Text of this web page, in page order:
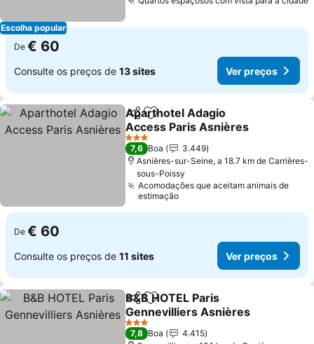
Escolha popular
De € 60
Consulte os preços de 13 sites Ver preços
PartilharAdicionar aos favoritos
Aparthotel Adagio
Access Paris Asnières
3 Estrelas
7,6 Boa
3.449
Asnières-sur-Seine, a 18.7 km de Carrières-
sous-Poissy
Acomodações que aceitam animais de
estimação
De € 60
Consulte os preços de 11 sites Ver preços
PartilharAdicionar aos favoritos
B&B HOTEL Paris
Gennevilliers Asnières
3 Estrelas
7,8 Boa
4.415